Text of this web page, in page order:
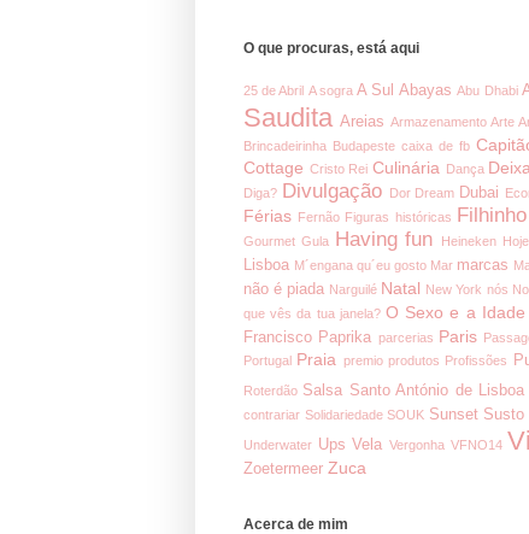
O que procuras, está aqui
25 de Abril A sogra A Sul Abayas Abu Dhabi
Saudita Areias Armazenamento Arte
Brincadeirinha Budapeste caixa de fb
Cottage Cristo Rei Culinária Dança
Diga? Divulgação Dor Dream Dubai
Férias Fernão Figuras históricas Filhinho
Gourmet Gula Having fun Heineken
Lisboa M´engana qu´eu gosto Mar marcas
não é piada Narguilé Natal New York nós
que vês da tua janela? O Sexo e a Idade
Francisco Paprika parcerias Paris
Portugal Praia premio produtos Profissões
Roterdão Salsa Santo António de Lisboa
contrariar Solidariedade SOUK Sunset Susto
Underwater Ups Vela Vergonha VFNO14
Zoetermeer Zuca
Acerca de mim